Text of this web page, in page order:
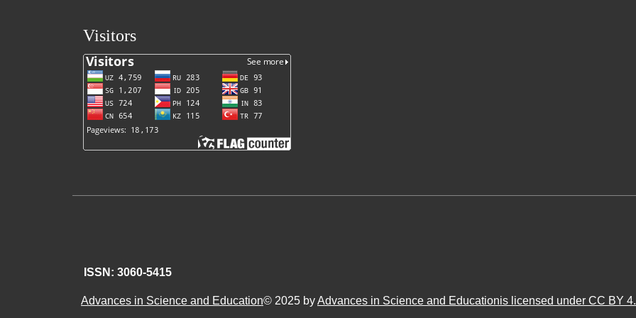
Visitors
ISSN: 3060-5415
Advances in Science and Education© 2025 byAdvances in Science and Educationis licensed under CC BY